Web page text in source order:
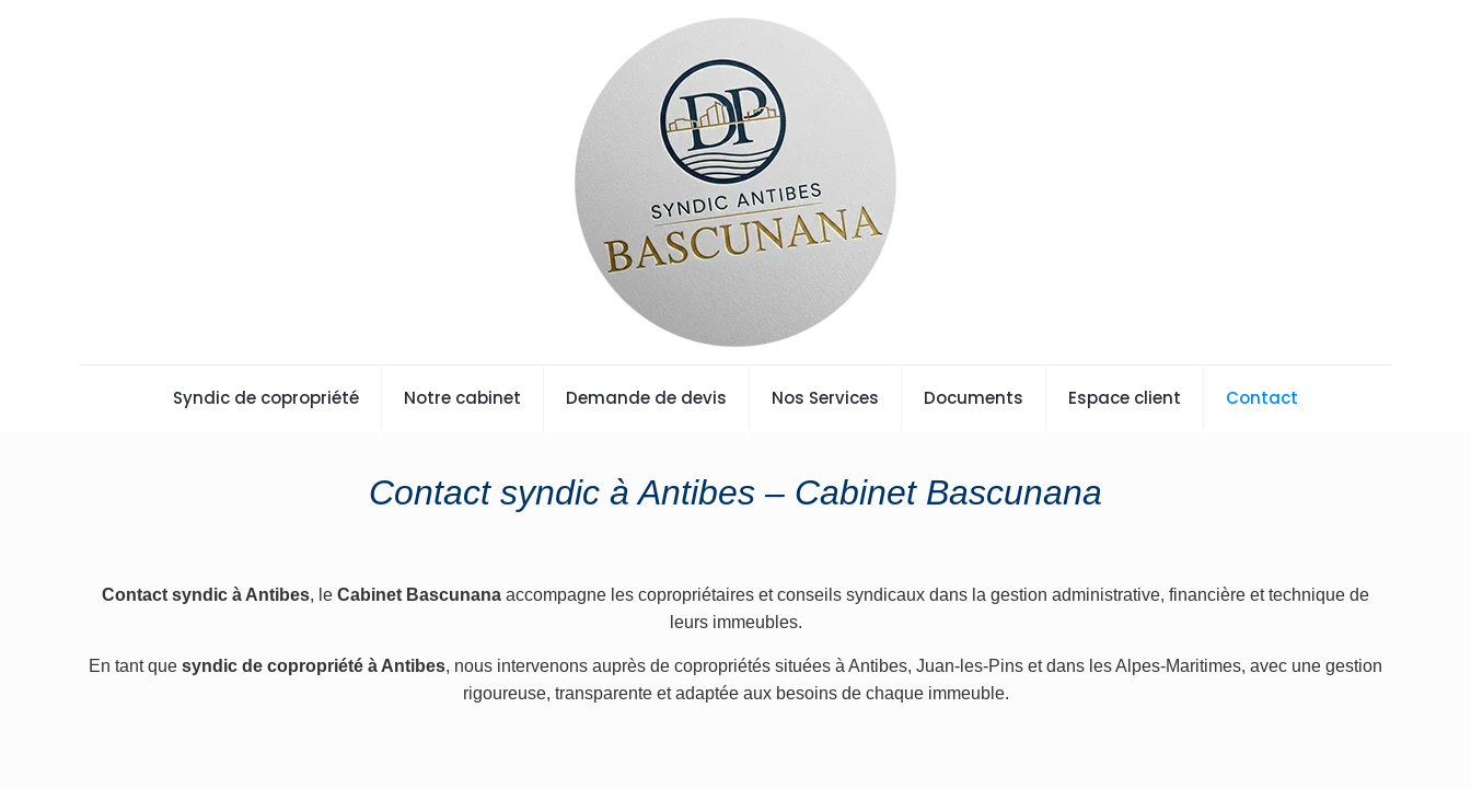
Syndic de copropriété Notre cabinet Demande de devis Nos Services Documents Espace client Contact
Contact syndic à Antibes – Cabinet Bascunana
Contact syndic à Antibes, le Cabinet Bascunana accompagne les copropriétaires et conseils syndicaux dans la gestion administrative, financière et technique de
leurs immeubles.
En tant que syndic de copropriété à Antibes, nous intervenons auprès de copropriétés situées à Antibes, Juan-les-Pins et dans les Alpes-Maritimes, avec une gestion
rigoureuse, transparente et adaptée aux besoins de chaque immeuble.